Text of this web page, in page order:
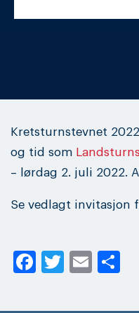
Kretsturnstevnet
og tid som
– lørdag 2. juli 2022.
Se vedlagt invitasjon
Facebook
Twitter
Email